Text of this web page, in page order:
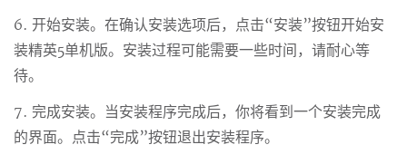
6. 开始安装。在确认安装选项后，点击“安装”按钮开始安
装精英5单机版。安装过程可能需要一些时间，请耐心等
待。
7. 完成安装。当安装程序完成后，你将看到一个安装完成
的界面。点击“完成”按钮退出安装程序。